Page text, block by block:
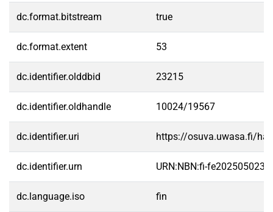
dc.format.bitstream true
dc.format.extent 53
dc.identifier.olddbid 23215
dc.identifier.oldhandle 10024/19567
dc.identifier.uri https://osuva.uwasa.fi/
dc.identifier.urn URN:NBN:fi-
dc.language.iso fin